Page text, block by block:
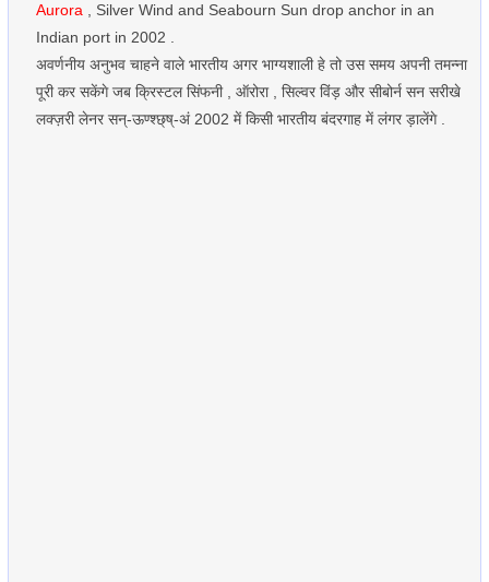
Aurora , Silver Wind and Seabourn Sun drop anchor in an
Indian port in 2002 .
अवर्णनीय अनुभव चाहने वाले भारतीय अगर भाग्यशाली हे तो उस समय अपनी तमन्ना
पूरी कर सकेंगे जब क्रिस्टल सिंफनी , ऑरोरा , सिल्वर विंड़ और सीबोर्न सन सरीखे
लक्ज़री लेनर सन्-ऊण्श्छ्ष्-अं 2002 में किसी भारतीय बंदरगाह में लंगर ड़ालेंगे .